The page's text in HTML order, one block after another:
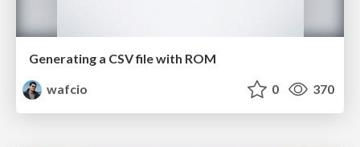
Generating a CSV file with ROM
wafcio
0 370